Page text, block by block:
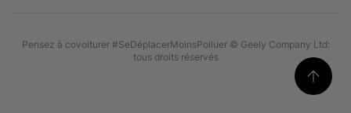
Pensez à covoiturer #SeDéplacerMoinsPolluer © Geely Company Ltd:
tous droits réservés